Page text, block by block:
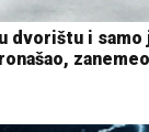
dvorištu i